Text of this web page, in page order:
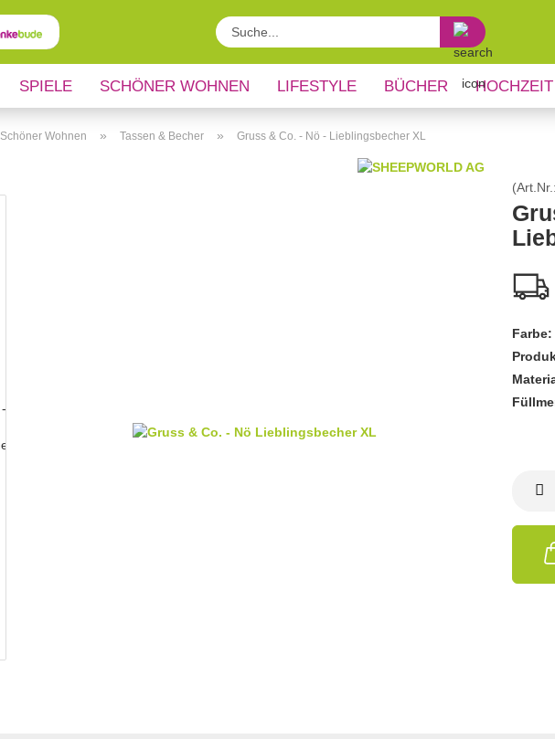
Suche...
SPIELE SCHÖNER WOHNEN LIFESTYLE BÜCHER HOCHZEIT
REGIONALES
Schöner Wohnen » Tassen & Becher » Gruss & Co. - Nö - Lieblingsbecher XL
(Art.Nr.:
Farbe: